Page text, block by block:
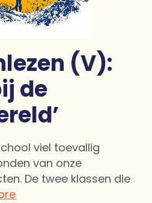
(V):
de
viel toevallig
van onze
De twee klassen die